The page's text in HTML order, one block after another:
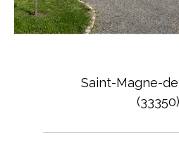
Saint-Magne-
(33350)